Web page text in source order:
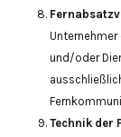
und/oder
Technik der